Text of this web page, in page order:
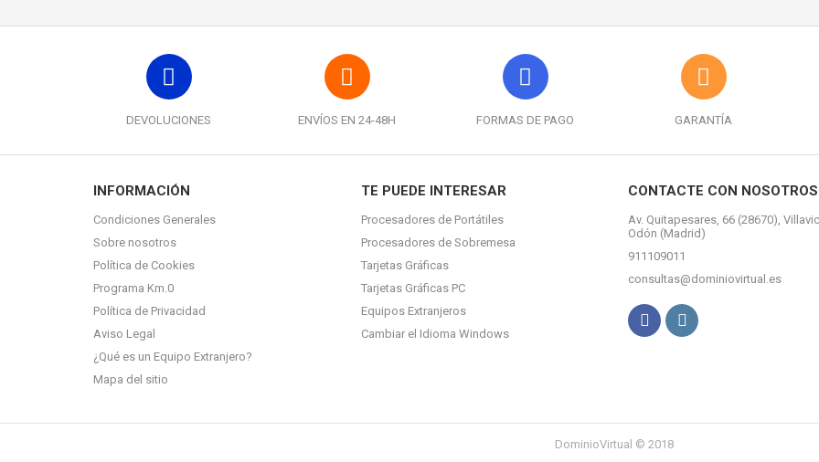
DEVOLUCIONES ENVÍOS EN 24-48H FORMAS DE PAGO GARANTÍA
INFORMACIÓN
Condiciones Generales
Sobre nosotros
Política de Cookies
Programa Km.0
Política de Privacidad
Aviso Legal
¿Qué es un Equipo Extranjero?
Mapa del sitio
TE PUEDE INTERESAR
Procesadores de Portátiles
Procesadores de Sobremesa
Tarjetas Gráficas
Tarjetas Gráficas PC
Equipos Extranjeros
Cambiar el Idioma Windows
CONTACTE CON NOSOTROS
Av. Quitapesares, 66 (28670),
Odón (Madrid)
911109011
consultas@dominiovirtual.es
DominioVirtual © 2018